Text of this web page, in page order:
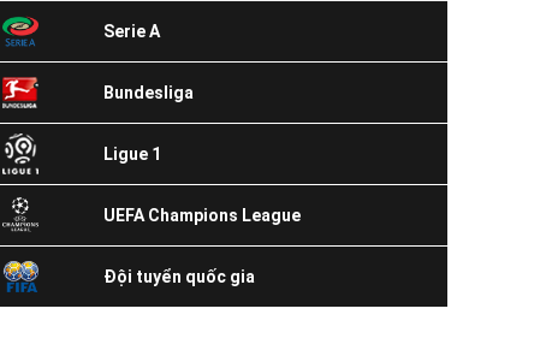
Serie A
Bundesliga
Ligue 1
UEFA Champions League
Đội tuyển quốc gia